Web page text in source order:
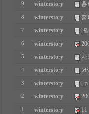
9 winterstory 홈
8 winterstory 홈
7 winterstory [
6 winterstory
5 winterstory 사
4 winterstory
3 winterstory [
2 winterstory
1 winterstory 11